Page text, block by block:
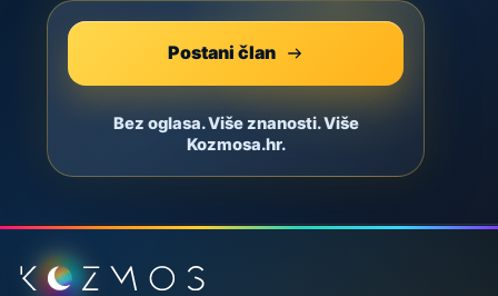
Postani član
Bez oglasa. Više znanosti. Više
Kozmosa.hr.
Podnožje stranice